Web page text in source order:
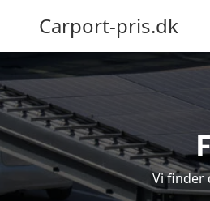
Carport-pris.dk
Vi finder